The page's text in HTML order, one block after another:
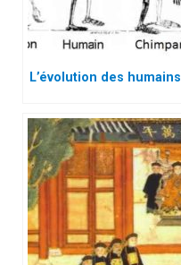
L’évolution des humains